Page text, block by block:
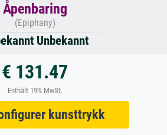
Åpenbaring
(Epiphany)
Unbekannt
€ 131.47
Enthält 19% MwSt.
kunsttrykk